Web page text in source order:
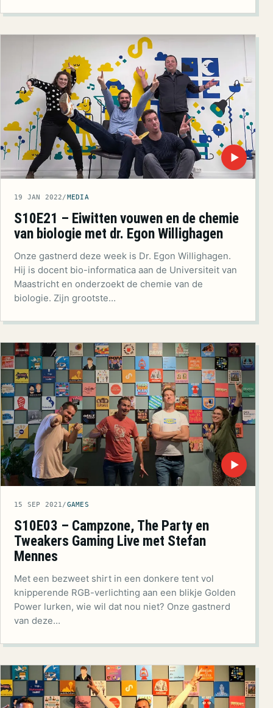
▶
19 JAN 2022/MEDIA
S10E21 – Eiwitten vouwen en de chemie
van biologie met dr. Egon Willighagen
Onze gastnerd deze week is Dr. Egon Willighagen.
Hij is docent bio-informatica aan de Universiteit van
Maastricht en onderzoekt de chemie van de
biologie. Zijn grootste…
▶
15 SEP 2021/GAMES
S10E03 – Campzone, The Party en
Tweakers Gaming Live met Stefan
Mennes
Met een bezweet shirt in een donkere tent vol
knipperende RGB-verlichting aan een blikje Golden
Power lurken, wie wil dat nou niet? Onze gastnerd
van deze…